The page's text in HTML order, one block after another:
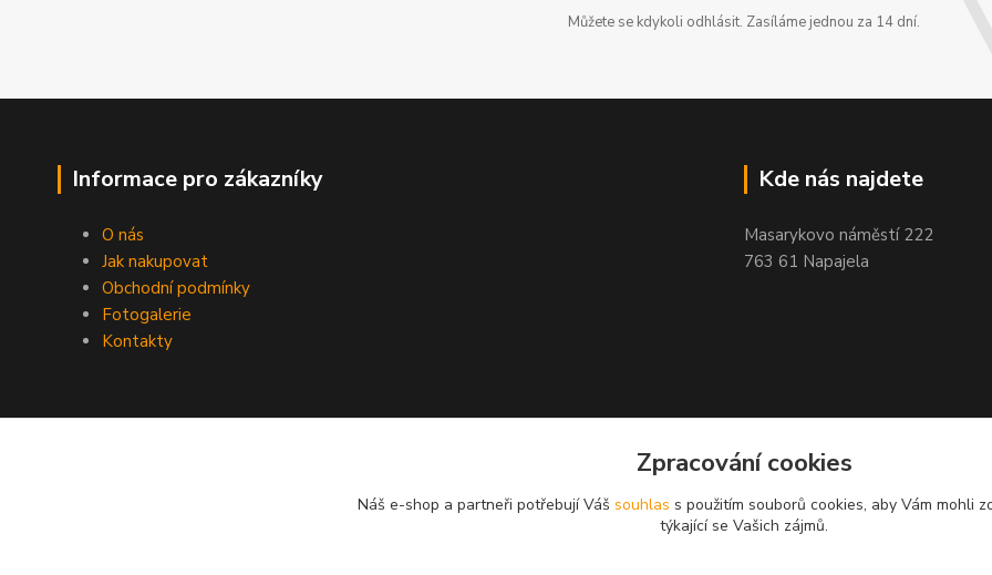
Můžete se kdykoli odhlásit. Zasíláme jednou za 14 dní.
Informace pro zákazníky
O nás
Jak nakupovat
Obchodní podmínky
Fotogalerie
Kontakty
Kde nás najdete
Masarykovo náměstí 222
763 61 Napajela
Zpracování cookies
Náš e-shop a partneři potřebují Váš souhlas s použitím souborů cookies, aby Vám mohli
týkající se Vašich zájmů.